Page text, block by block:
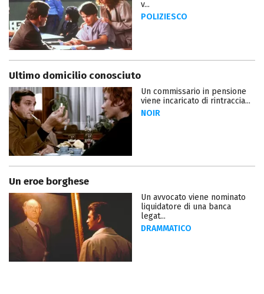
v...
POLIZIESCO
Ultimo domicilio conosciuto
Un commissario in pensione
viene incaricato di rintraccia...
NOIR
Un eroe borghese
Un avvocato viene nominato
liquidatore di una banca
legat...
DRAMMATICO